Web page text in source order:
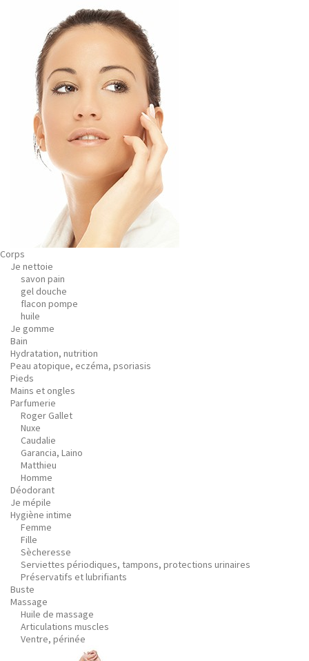
Corps
Je nettoie
savon pain
gel douche
flacon pompe
huile
Je gomme
Bain
Hydratation, nutrition
Peau atopique, eczéma, psoriasis
Pieds
Mains et ongles
Parfumerie
Roger Gallet
Nuxe
Caudalie
Garancia, Laino
Matthieu
Homme
Déodorant
Je mépile
Hygiène intime
Femme
Fille
Sècheresse
Serviettes périodiques, tampons, protections urinaires
Préservatifs et lubrifiants
Buste
Massage
Huile de massage
Articulations muscles
Ventre, périnée